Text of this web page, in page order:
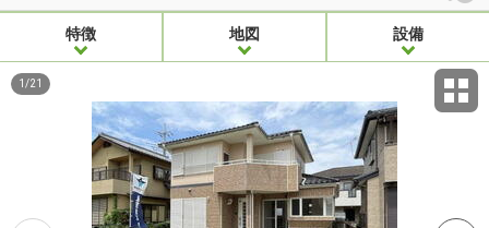
特徴 地図 設備
1 /21